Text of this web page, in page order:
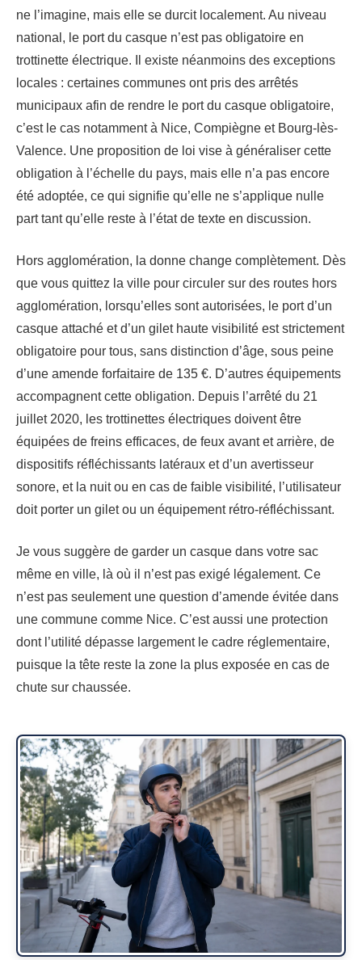
ne l’imagine, mais elle se durcit localement. Au niveau
national, le port du casque n’est pas obligatoire en
trottinette électrique. Il existe néanmoins des exceptions
locales : certaines communes ont pris des arrêtés
municipaux afin de rendre le port du casque obligatoire,
c’est le cas notamment à Nice, Compiègne et Bourg-lès-
Valence. Une proposition de loi vise à généraliser cette
obligation à l’échelle du pays, mais elle n’a pas encore
été adoptée, ce qui signifie qu’elle ne s’applique nulle
part tant qu’elle reste à l’état de texte en discussion.
Hors agglomération, la donne change complètement. Dès
que vous quittez la ville pour circuler sur des routes hors
agglomération, lorsqu’elles sont autorisées, le port d’un
casque attaché et d’un gilet haute visibilité est strictement
obligatoire pour tous, sans distinction d’âge, sous peine
d’une amende forfaitaire de 135 €. D’autres équipements
accompagnent cette obligation. Depuis l’arrêté du 21
juillet 2020, les trottinettes électriques doivent être
équipées de freins efficaces, de feux avant et arrière, de
dispositifs réfléchissants latéraux et d’un avertisseur
sonore, et la nuit ou en cas de faible visibilité, l’utilisateur
doit porter un gilet ou un équipement rétro-réfléchissant.
Je vous suggère de garder un casque dans votre sac
même en ville, là où il n’est pas exigé légalement. Ce
n’est pas seulement une question d’amende évitée dans
une commune comme Nice. C’est aussi une protection
dont l’utilité dépasse largement le cadre réglementaire,
puisque la tête reste la zone la plus exposée en cas de
chute sur chaussée.